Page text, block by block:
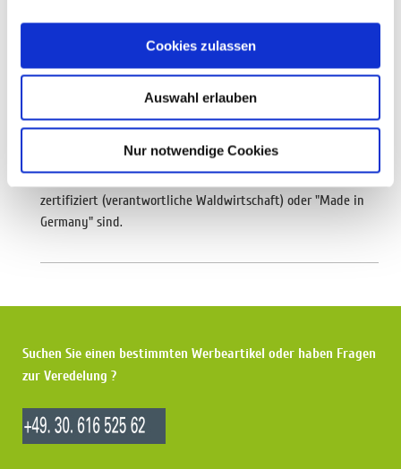
Cookies zulassen
Auswahl erlauben
Nur notwendige Cookies
Umweltfreundliche Drucksachen: Kalender
Sie uns an, wenn Sie Wert auf Kalender legen, die FSC
zertifiziert (verantwortliche Waldwirtschaft) oder "Made in
Germany" sind.
Suchen Sie einen bestimmten Werbeartikel oder haben Fragen
zur Veredelung ?